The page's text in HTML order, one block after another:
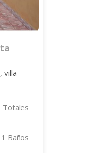
villa
Totales
1 Baños